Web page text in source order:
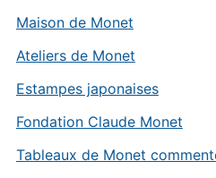
Maison de Monet
Ateliers de Monet
Estampes japonaises
Fondation Claude Monet
Tableaux de Monet